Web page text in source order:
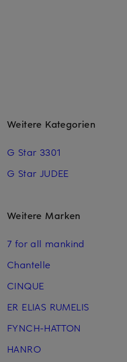
Weitere Kategorien
G Star 3301
G Star JUDEE
Weitere Marken
7 for all mankind
Chantelle
CINQUE
ER ELIAS RUMELIS
FYNCH-HATTON
HANRO